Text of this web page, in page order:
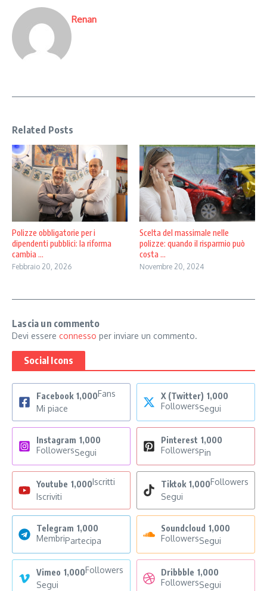
Renan
Related Posts
Polizze obbligatorie per i
dipendenti pubblici: la riforma
cambia ...
Febbraio 20, 2026
Scelta del massimale nelle
polizze: quando il risparmio può
costa ...
Novembre 20, 2024
Lascia un commento
Devi essere connesso per inviare un commento.
Social Icons
Facebook 1,000Fans
Mi piace
X (Twitter) 1,000
FollowersSegui
Instagram 1,000
FollowersSegui
Pinterest 1,000
FollowersPin
Youtube 1,000Iscritti
Iscriviti
Tiktok 1,000Followers
Segui
Telegram 1,000
MembriPartecipa
Soundcloud 1,000
FollowersSegui
Vimeo 1,000Followers
Segui
Dribbble 1,000
FollowersSegui